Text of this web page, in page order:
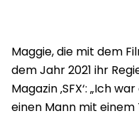
Maggie, die mit dem
dem Jahr 2021 ihr
Magazin ‚SFX‘: „Ich
einen Mann mit